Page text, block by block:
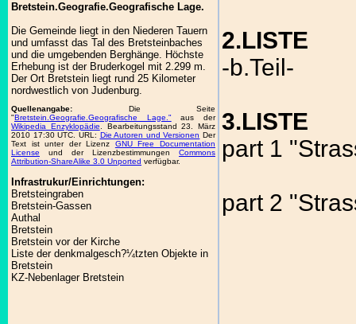
Bretstein.Geografie.Geografische Lage.
Die Gemeinde liegt in den Niederen Tauern
und umfasst das Tal des Bretsteinbaches
und die umgebenden Berghänge. Höchste
Erhebung ist der Bruderkogel mit 2.299 m.
Der Ort Bretstein liegt rund 25 Kilometer
nordwestlich von Judenburg.
Quellenangabe:
Die Seite
"Bretstein.Geografie.Geografische Lage."aus der
Wikipedia Enzyklopädie. Bearbeitungsstand 23. März
2010 17:30 UTC. URL: Die Autoren und Versionen Der
Text ist unter der Lizenz GNU Free Documentation
License und der Lizenzbestimmungen Commons
Attribution-ShareAlike 3.0 Unported verfügbar.
Infrastrukur/Einrichtungen:
Bretsteingraben
Bretstein-Gassen
Authal
Bretstein
Bretstein vor der Kirche
Liste der denkmalgesch?¼tzten Objekte in
Bretstein
KZ-Nebenlager Bretstein
2.LISTE
-b.Teil-
3.LISTE
part 1
part 2